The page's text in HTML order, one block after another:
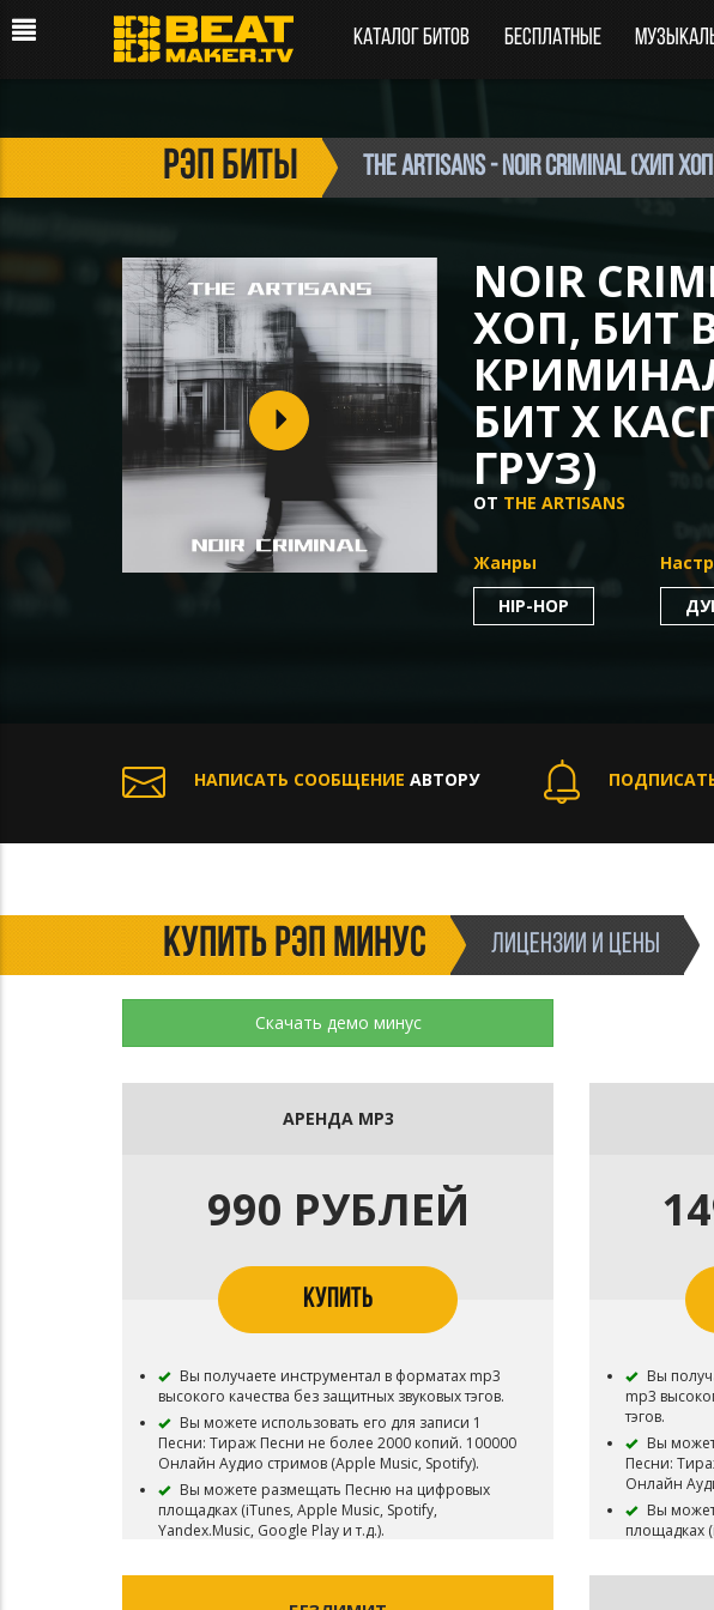
Каталог битов Бесплатные
рэп биты The ARTISANS - Noir Criminal (Хип
NOIR
ХОП, БИТ
БИТ X
ГРУЗ)
ОТ THE ARTISANS
Жанры
HIP-HOP
НАПИСАТЬ СООБЩЕНИЕ АВТОРУ
КУПИТЬ РЭП МИНУС ЛИЦЕНЗИИ И ЦЕНЫ
Скачать демо минус
АРЕНДА MP3
990 РУБЛЕЙ
КУПИТЬ
Вы получаете инструментал в форматах mp3
высокого качества без защитных звуковых тэгов.
Вы можете использовать его для записи 1
Песни: Тираж Песни не более 2000 копий. 100000
Онлайн Аудио стримов (Apple Music, Spotify).
Вы можете размещать Песню на цифровых
площадках (iTunes, Apple Music, Spotify,
Yandex.Music, Google Play и т.д.).
Песню и разместить его на платформах YouTube,
Вы
mp3
тэгов.
Вы
Песни:
Онлайн
Вы
площадках
Вы